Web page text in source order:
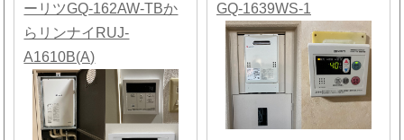
ーリツGQ-162AW-TBか
らリンナイRUJ-
A1610B(A)
GQ-1639WS-1